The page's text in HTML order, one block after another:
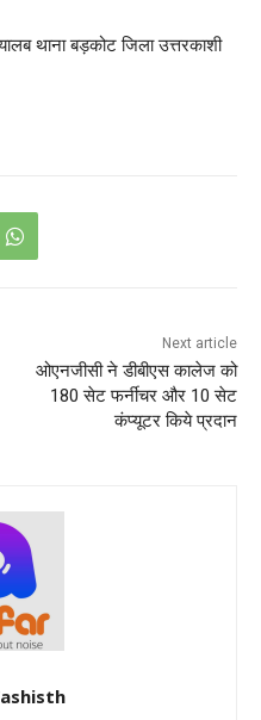
थाना बड़कोट जिला उत्तरकाशी
Next article
ओएनजीसी ने डीबीएस कालेज को
180 सेट फर्नीचर और 10 सेट
कंप्यूटर किये प्रदान